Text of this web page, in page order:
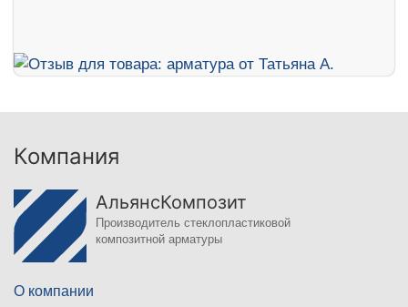
Компания
АльянсКомпозит
Производитель стеклопластиковой
композитной арматуры
О компании